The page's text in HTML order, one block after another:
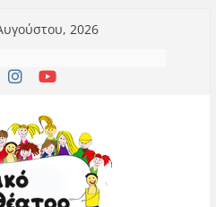
2026